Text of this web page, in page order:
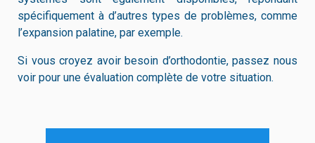
spécifiquement à d’autres types de problèmes, comme
l’expansion palatine, par exemple.
Si vous croyez avoir besoin d’orthodontie, passez nous
voir pour une évaluation complète de votre situation.